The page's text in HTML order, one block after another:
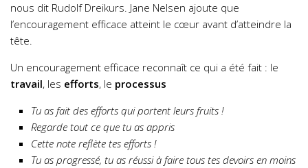
nous dit Rudolf Dreikurs. Jane Nelsen ajoute que
l’encouragement efficace atteint le cœur avant d’atteindre la
tête.
Un encouragement efficace reconnaît ce qui a été fait : le
travail, les efforts, le processus
Tu as fait des efforts qui portent leurs fruits !
Regarde tout ce que tu as appris
Cette note reflète tes efforts !
Tu as progressé, tu as réussi à faire tous tes devoirs en moins